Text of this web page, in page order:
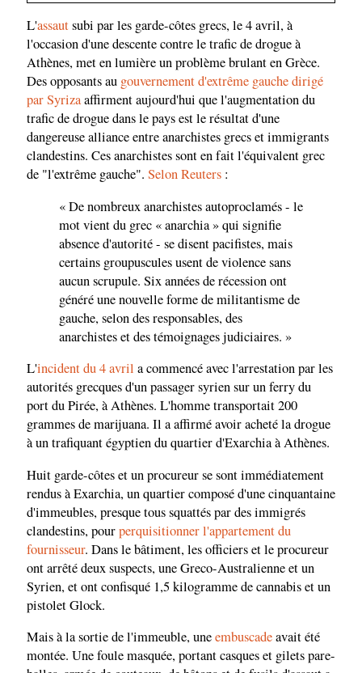
L'assautsubi par les garde-côtes grecs, le 4 avril, à
l'occasion d'une descente contre le trafic de drogue à
Athènes, met en lumière un problème brulant en Grèce.
Des opposants au gouvernement d'extrême gauche dirigé
par Syrizaaffirment aujourd'hui que l'augmentation du
trafic de drogue dans le pays est le résultat d'une
dangereuse alliance entre anarchistes grecs et immigrants
clandestins. Ces anarchistes sont en fait l'équivalent grec
de "l'extrême gauche". Selon Reuters :
« De nombreux anarchistes autoproclamés - le
mot vient du grec « anarchia » qui signifie
absence d'autorité - se disent pacifistes, mais
certains groupuscules usent de violence sans
aucun scrupule. Six années de récession ont
généré une nouvelle forme de militantisme de
gauche, selon des responsables, des
anarchistes et des témoignages judiciaires. »
L'incident du 4 avril a commencé avec l'arrestation par les
autorités grecques d'un passager syrien sur un ferry du
port du Pirée, à Athènes. L'homme transportait 200
grammes de marijuana. Il a affirmé avoir acheté la drogue
à un trafiquant égyptien du quartier d'Exarchia à Athènes.
Huit garde-côtes et un procureur se sont immédiatement
rendus à Exarchia, un quartier composé d'une cinquantaine
d'immeubles, presque tous squattés par des immigrés
clandestins, pourperquisitionner l'appartement du
fournisseur. Dans le bâtiment, les officiers et le procureur
ont arrêté deux suspects, une Greco-Australienne et un
Syrien, et ont confisqué 1,5 kilogramme de cannabis et un
pistolet Glock.
Mais à la sortie de l'immeuble, uneembuscadeavait été
montée. Une foule masquée, portant casques et gilets pare-